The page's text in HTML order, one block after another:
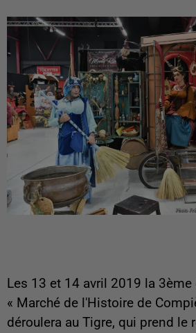
Les 13 et 14 avril 2019 la
« Marché de l'Histoire de
déroulera au Tigre, qui prend le